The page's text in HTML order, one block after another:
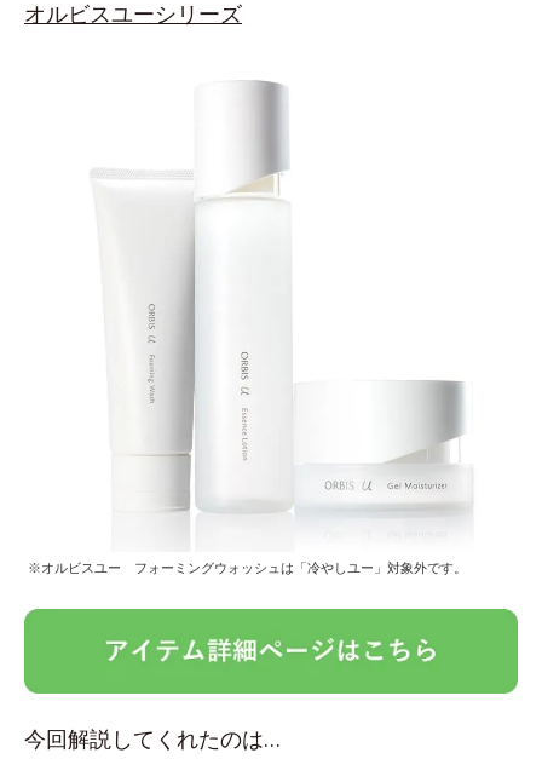
オルビスユーシリーズ
※オルビスユー フォーミングウォッシュは「冷やしユー」対象外です。
今回解説してくれたのは…